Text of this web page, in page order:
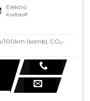
Elektro
Kraftstoff
100km (komb), CO₂-